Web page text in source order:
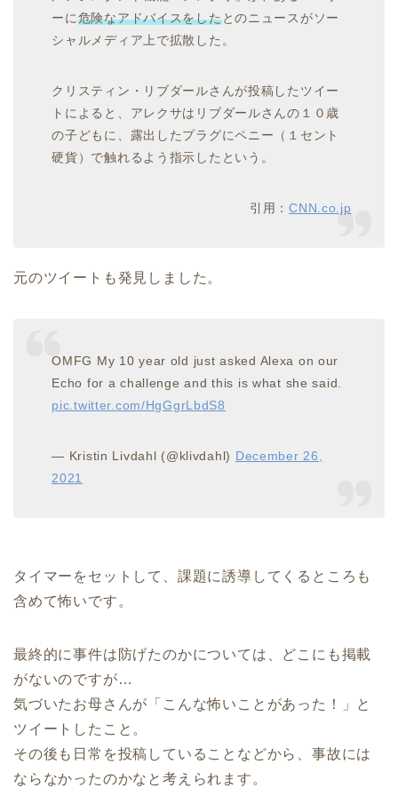
ーに危険なアドバイスをしたとのニュースがソー
シャルメディア上で拡散した。
クリスティン・リブダールさんが投稿したツイー
トによると、アレクサはリブダールさんの１０歳
の子どもに、露出したプラグにペニー（１セント
硬貨）で触れるよう指示したという。
引用：CNN.co.jp
元のツイートも発見しました。
OMFG My 10 year old just asked Alexa on our
Echo for a challenge and this is what she said.
pic.twitter.com/HgGgrLbdS8
— Kristin Livdahl (@klivdahl) December 26,
2021
タイマーをセットして、課題に誘導してくるところも
含めて怖いです。
最終的に事件は防げたのかについては、どこにも掲載
がないのですが…
気づいたお母さんが「こんな怖いことがあった！」と
ツイートしたこと。
その後も日常を投稿していることなどから、事故には
ならなかったのかなと考えられます。